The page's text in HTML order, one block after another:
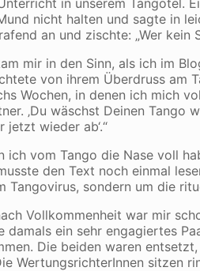
nicht halten und sagte in
an und zischte: „Wer
mir in den Sinn, als ich im
von ihrem Überdruss am
Wochen, in denen ich mich
‚Du wäschst Deinen
wieder ab‘.“
ich vom Tango die Nase voll
den Text noch einmal
Tangovirus, sondern um die
Vollkommenheit war mir
damals ein sehr engagiertes
Die beiden waren
WertungsrichterInnen sitzen